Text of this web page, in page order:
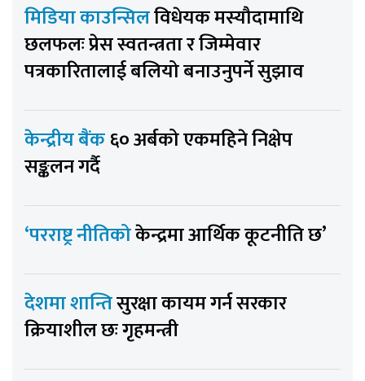
मिडिया काउन्सिलविधेयक मस्यौदामाथि
छलफलः प्रेस स्वतन्त्रता र जिम्मेवार
पत्रकारितालाई बलियो बनाउनुपर्ने सुझाव
केन्द्रीय बैंक६० अर्बको एकमहिने निक्षेप
सङ्कलन गर्दै
‘परराष्ट्र नीतिकोकेन्द्रमा आर्थिक कूटनीति छ’
देशमा शान्तिसुरक्षा कायम गर्न सरकार
क्रियाशील छः गृहमन्त्री